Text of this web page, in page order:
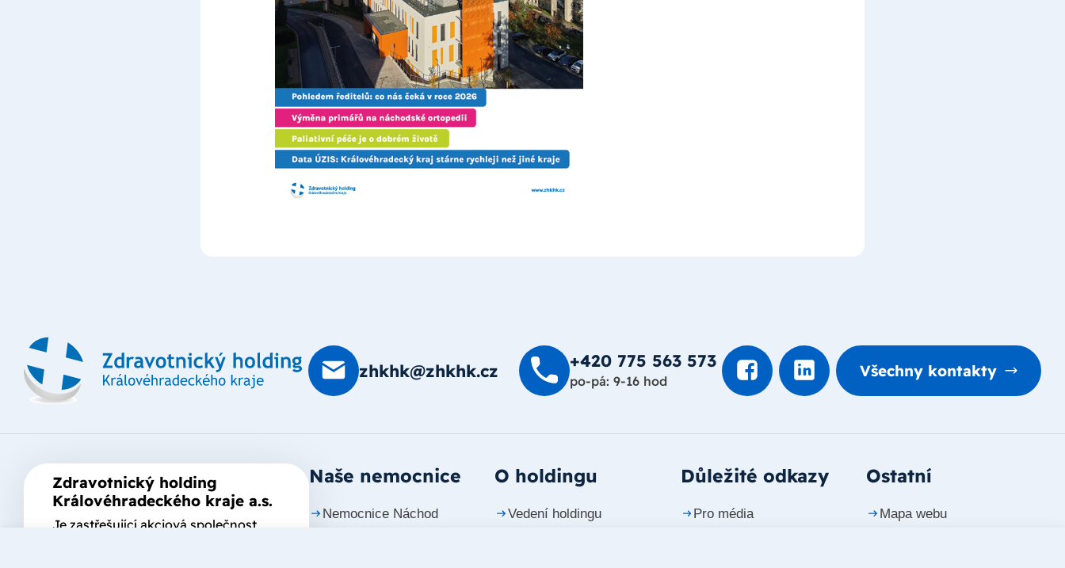
zhkhk@zhkhk.cz +420 775 563 573
po-pá: 9-16 hod
Všechny kontakty
Zdravotnický holding
Královéhradeckého kraje a.s.
Je zastřešující akciová společnost
Naše nemocnice
Nemocnice Náchod
O holdingu
Vedení holdingu
Důležité odkazy
Pro média
Ostatní
Mapa webu